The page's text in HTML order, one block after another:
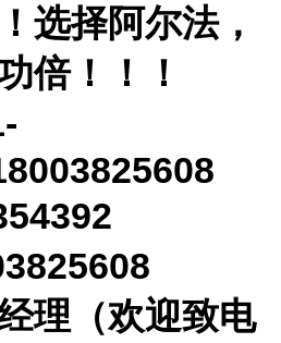
选择阿尔法，
倍！！！
理（欢迎致电